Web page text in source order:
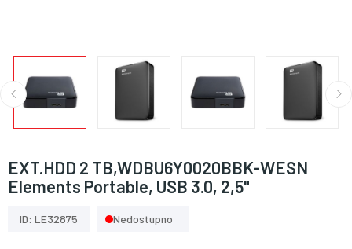
EXT.HDD 2 TB,WDBU6Y0020BBK-WESN
Elements Portable, USB 3.0, 2,5"
ID: LE32875 Nedostupno